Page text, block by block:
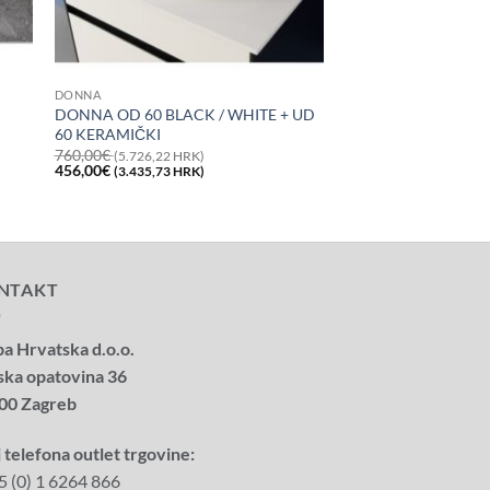
DONNA
DONNA OD 60 BLACK / WHITE + UD
60 KERAMIČKI
760,00€(5.726,22 HRK)
Izvorna
cijena
(5.726,22
456,00€ (3.435,73 HRK)Trenutna
HRK).
Hrvatska d.o.o.
opatovina 36
Zagreb
telefona outlet trgovine:
(0) 1 6264 866